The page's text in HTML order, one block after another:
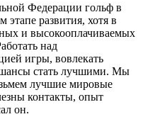
Федерации гольф в
этапе развития, хотя в
и высокооплачиваемых
над
игры, вовлекать
стать лучшими. Мы
лучшие мировые
контакты, опыт
он.